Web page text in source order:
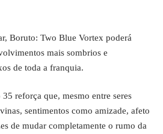
Boruto: Two Blue Vortex poderá
mais sombrios e
de toda a franquia.
reforça que, mesmo entre seres
sentimentos como amizade, afeto
de mudar completamente o rumo da